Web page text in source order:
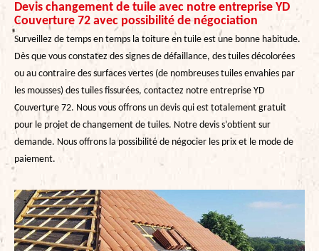
Devis changement de tuile avec notre entreprise YD
Couverture 72 avec possibilité de négociation
Surveillez de temps en temps la toiture en tuile est une bonne habitude.
Dès que vous constatez des signes de défaillance, des tuiles décolorées
ou au contraire des surfaces vertes (de nombreuses tuiles envahies par
les mousses) des tuiles fissurées, contactez notre entreprise YD
Couverture 72. Nous vous offrons un devis qui est totalement gratuit
pour le projet de changement de tuiles. Notre devis s’obtient sur
demande. Nous offrons la possibilité de négocier les prix et le mode de
paiement.